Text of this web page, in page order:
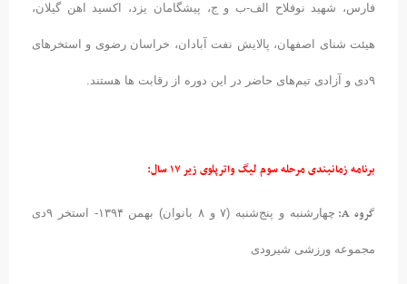
فارس، شهید نوفلاح الف-ب و ج، پیشگامان یزد، اکسید اهن گیلان،
هیئت شنای اصفهان، پالایش نفت آبادان، خراسان رضوی و استخرهای
۹دی و آزادی تیم‌های حاضر در این دوره از رقابت ها هستند.
برنامه زمانبندی مرحله سوم لیگ واترپلوی زیر ۱۷ سال:
گروه A: چهارشنبه و پنج‌شنبه (۷ و ۸ بانوان) بهمن ۱۳۹۴- استخر ۹دی
مجموعه ورزشی شیرودی